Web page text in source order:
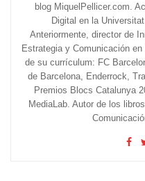
blog MiquelPellicer.com.
Digital en la
Anteriormente, director de
Estrategia y Comunicación
de su currículum: FC
de Barcelona, Enderrock,
Premios Blocs Catalunya
MediaLab. Autor de los